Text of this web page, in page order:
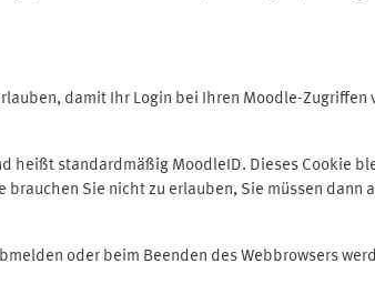
damit Ihr Login bei Ihren Moodle-
heißt standardmäßig MoodleID. Dieses Cookie
Sie nicht zu erlauben, Sie müssen dann
oder beim Beenden des Webbrowsers